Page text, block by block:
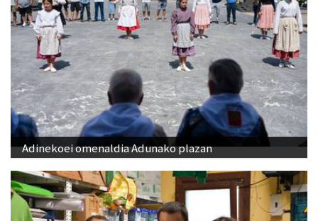
Adinekoei omenaldia Adunako plazan